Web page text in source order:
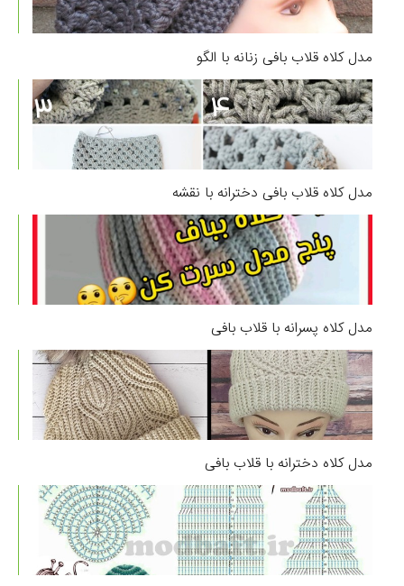
مدل کلاه قلاب بافی زنانه با الگو
مدل کلاه قلاب بافی دخترانه با نقشه
مدل کلاه پسرانه با قلاب بافی
مدل کلاه دخترانه با قلاب بافی